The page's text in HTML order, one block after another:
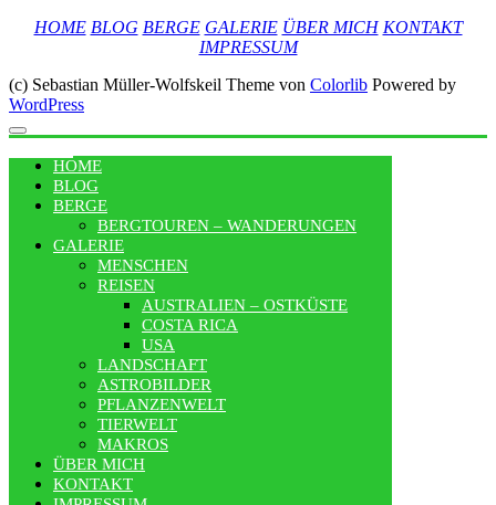
HOME BLOG BERGE GALERIE ÜBER MICH KONTAKT
IMPRESSUM
(c) Sebastian Müller-Wolfskeil Theme von Colorlib Powered by
WordPress
MENU
HOME
BLOG
BERGE
BERGTOUREN – WANDERUNGEN
GALERIE
MENSCHEN
REISEN
AUSTRALIEN – OSTKÜSTE
COSTA RICA
USA
LANDSCHAFT
ASTROBILDER
PFLANZENWELT
TIERWELT
MAKROS
ÜBER MICH
KONTAKT